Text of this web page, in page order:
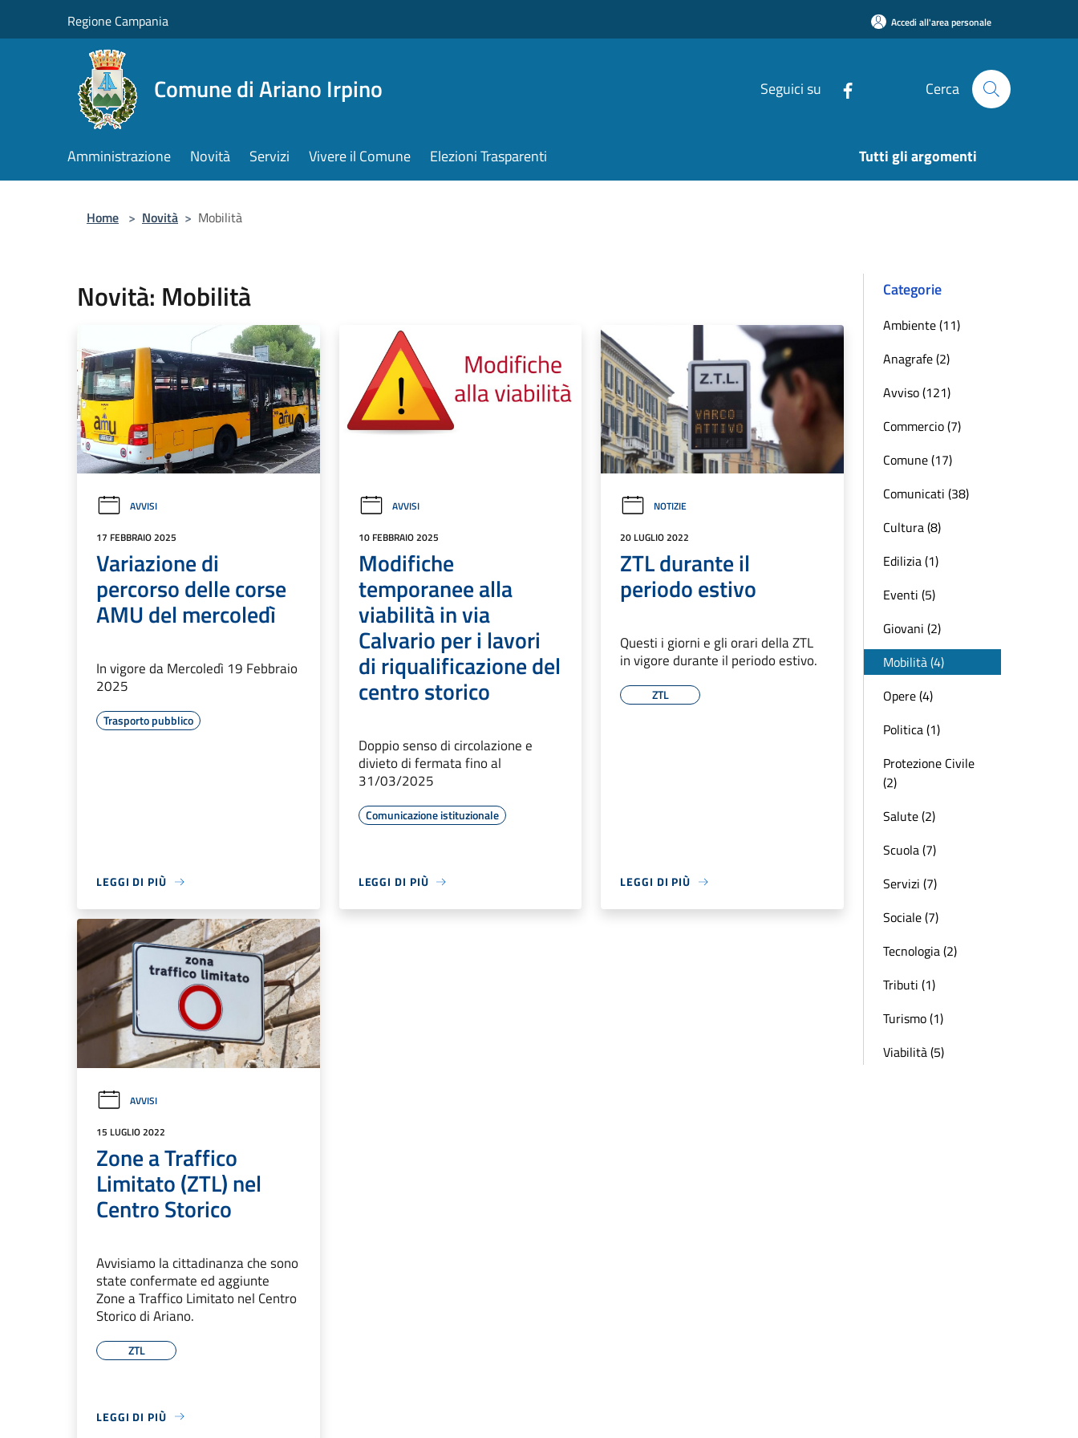
Regione Campania Accedi all'area personale
Comune di Ariano Irpino Seguici su Cerca
Amministrazione Novità Servizi Vivere il Comune Elezioni Trasparenti Tutti gli argomenti
Home > Novità > Mobilità
Novità: Mobilità
AVVISI
17 FEBBRAIO 2025
Variazione di
percorso delle corse
AMU del mercoledì
In vigore da Mercoledì 19 Febbraio
2025
Trasporto pubblico
LEGGI DI PIÙ
AVVISI
10 FEBBRAIO 2025
Modifiche
temporanee alla
viabilità in via
Calvario per i lavori
di riqualificazione del
centro storico
Doppio senso di circolazione e
divieto di fermata fino al
31/03/2025
Comunicazione istituzionale
LEGGI DI PIÙ
NOTIZIE
20 LUGLIO 2022
ZTL durante il
periodo estivo
Questi i giorni e gli orari della ZTL
in vigore durante il periodo estivo.
ZTL
LEGGI DI PIÙ
AVVISI
15 LUGLIO 2022
Zone a Traffico
Limitato (ZTL) nel
Centro Storico
Avvisiamo la cittadinanza che sono
state confermate ed aggiunte
Zone a Traffico Limitato nel Centro
Storico di Ariano.
ZTL
LEGGI DI PIÙ
Categorie
Ambiente (11)
Anagrafe (2)
Avviso (121)
Commercio (7)
Comune (17)
Comunicati (38)
Cultura (8)
Edilizia (1)
Eventi (5)
Giovani (2)
Mobilità (4)
Opere (4)
Politica (1)
Protezione Civile
(2)
Salute (2)
Scuola (7)
Servizi (7)
Sociale (7)
Tecnologia (2)
Tributi (1)
Turismo (1)
Viabilità (5)